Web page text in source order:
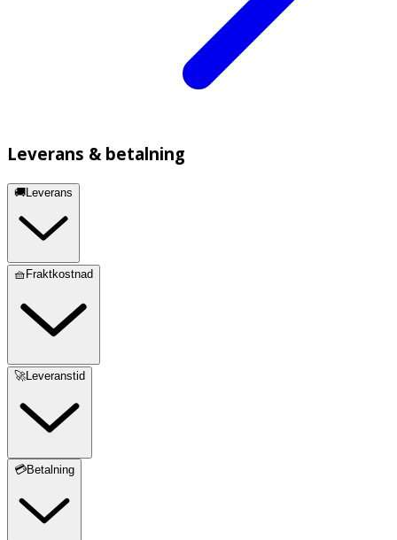
Leverans & betalning
🚚Leverans
🧺Fraktkostnad
🚀Leveranstid
💳Betalning